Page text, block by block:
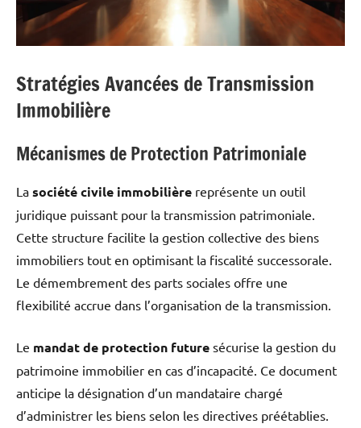
Stratégies Avancées de Transmission
Immobilière
Mécanismes de Protection Patrimoniale
La société civile immobilière représente un outil
juridique puissant pour la transmission patrimoniale.
Cette structure facilite la gestion collective des biens
immobiliers tout en optimisant la fiscalité successorale.
Le démembrement des parts sociales offre une
flexibilité accrue dans l’organisation de la transmission.
Le mandat de protection future sécurise la gestion du
patrimoine immobilier en cas d’incapacité. Ce document
anticipe la désignation d’un mandataire chargé
d’administrer les biens selon les directives préétablies.